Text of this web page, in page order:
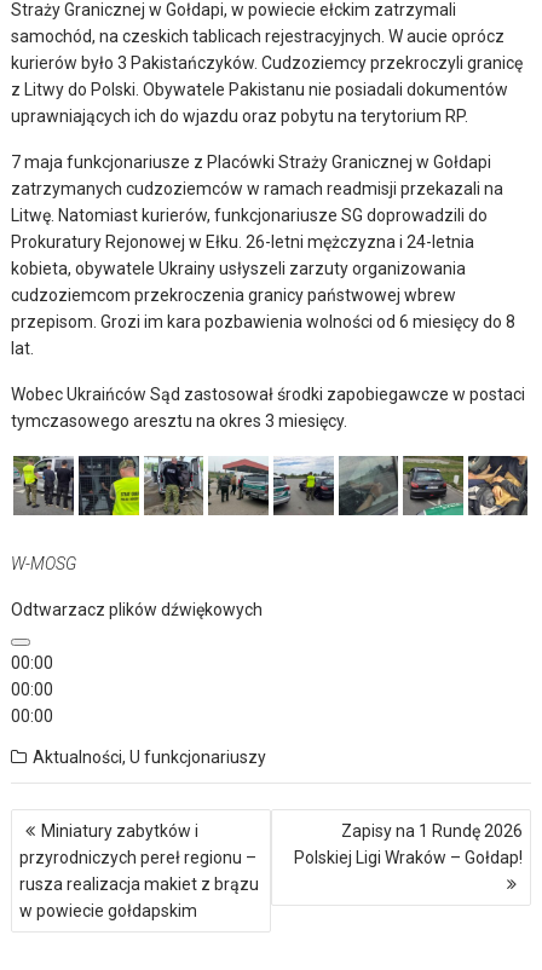
Straży Granicznej w Gołdapi, w powiecie ełckim zatrzymali
samochód, na czeskich tablicach rejestracyjnych. W aucie oprócz
kurierów było 3 Pakistańczyków. Cudzoziemcy przekroczyli granicę
z Litwy do Polski. Obywatele Pakistanu nie posiadali dokumentów
uprawniających ich do wjazdu oraz pobytu na terytorium RP.
7 maja funkcjonariusze z Placówki Straży Granicznej w Gołdapi
zatrzymanych cudzoziemców w ramach readmisji przekazali na
Litwę. Natomiast kurierów, funkcjonariusze SG doprowadzili do
Prokuratury Rejonowej w Ełku. 26-letni mężczyzna i 24-letnia
kobieta, obywatele Ukrainy usłyszeli zarzuty organizowania
cudzoziemcom przekroczenia granicy państwowej wbrew
przepisom. Grozi im kara pozbawienia wolności od 6 miesięcy do 8
lat.
Wobec Ukraińców Sąd zastosował środki zapobiegawcze w postaci
tymczasowego aresztu na okres 3 miesięcy.
W-MOSG
Odtwarzacz plików dźwiękowych
00:00
00:00
00:00
Aktualności,U funkcjonariuszy
Nawigacja
wpisu
Miniatury zabytków i
przyrodniczych pereł regionu –
rusza realizacja makiet z brązu
w powiecie gołdapskim
Zapisy na 1 Rundę 2026
Polskiej Ligi Wraków – Gołdap!